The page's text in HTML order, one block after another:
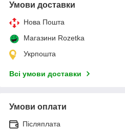
Умови доставки
Нова Пошта
Магазини Rozetka
Укрпошта
Всі умови доставки
Умови оплати
Післяплата